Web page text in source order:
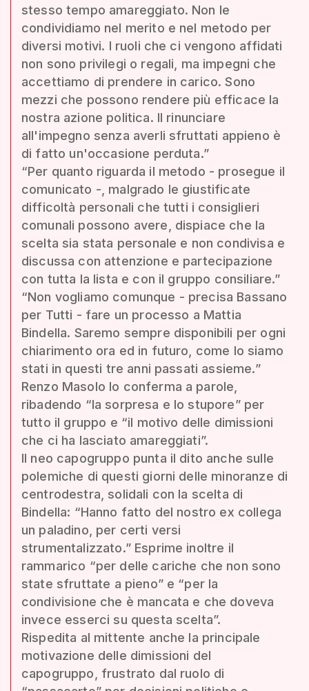
stesso tempo amareggiato. Non le
condividiamo nel merito e nel metodo per
diversi motivi. I ruoli che ci vengono affidati
non sono privilegi o regali, ma impegni che
accettiamo di prendere in carico. Sono
mezzi che possono rendere più efficace la
nostra azione politica. Il rinunciare
all'impegno senza averli sfruttati appieno è
di fatto un'occasione perduta.”
“Per quanto riguarda il metodo - prosegue il
comunicato -, malgrado le giustificate
difficoltà personali che tutti i consiglieri
comunali possono avere, dispiace che la
scelta sia stata personale e non condivisa e
discussa con attenzione e partecipazione
con tutta la lista e con il gruppo consiliare.”
“Non vogliamo comunque - precisa Bassano
per Tutti - fare un processo a Mattia
Bindella. Saremo sempre disponibili per ogni
chiarimento ora ed in futuro, come lo siamo
stati in questi tre anni passati assieme.”
Renzo Masolo lo conferma a parole,
ribadendo “la sorpresa e lo stupore” per
tutto il gruppo e “il motivo delle dimissioni
che ci ha lasciato amareggiati”.
Il neo capogruppo punta il dito anche sulle
polemiche di questi giorni delle minoranze di
centrodestra, solidali con la scelta di
Bindella: “Hanno fatto del nostro ex collega
un paladino, per certi versi
strumentalizzato.” Esprime inoltre il
rammarico “per delle cariche che non sono
state sfruttate a pieno” e “per la
condivisione che è mancata e che doveva
invece esserci su questa scelta”.
Rispedita al mittente anche la principale
motivazione delle dimissioni del
capogruppo, frustrato dal ruolo di